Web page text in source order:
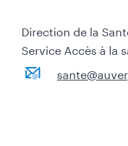
Direction de la
Service Accès à la